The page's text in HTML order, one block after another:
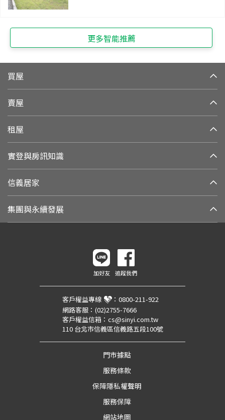
更多智能推薦
買屋
賣屋
租屋
實登與房訊知識
信義居家
集團與永續發展
加好友 追蹤我們
客戶權益專線 ： 0800-211-922
網路客服： (02)2755-7666
客戶權益信箱： cs@sinyi.com.tw
110 台北市信義區信義路五段100號
門市據點
服務條款
保障隱私權聲明
服務保障
網站地圖